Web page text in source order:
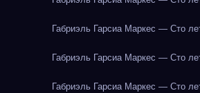
Габриэль Гарсиа Маркес — Сто
Габриэль Гарсиа Маркес — Сто
Габриэль Гарсиа Маркес — Сто